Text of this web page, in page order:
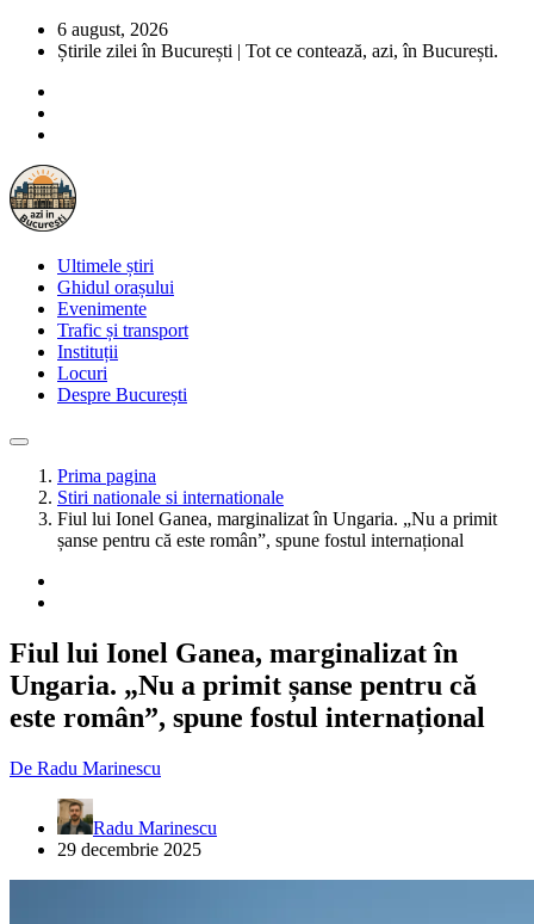
6 august, 2026
Știrile zilei în București | Tot ce contează, azi, în București.
Ultimele știri
Ghidul orașului
Evenimente
Trafic și transport
Instituții
Locuri
Despre București
Prima pagina
Stiri nationale si internationale
Fiul lui Ionel Ganea, marginalizat în Ungaria. „Nu a primit
șanse pentru că este român”, spune fostul internațional
Fiul lui Ionel Ganea, marginalizat în
Ungaria. „Nu a primit șanse pentru că
este român”, spune fostul internațional
De Radu Marinescu
Radu Marinescu
29 decembrie 2025